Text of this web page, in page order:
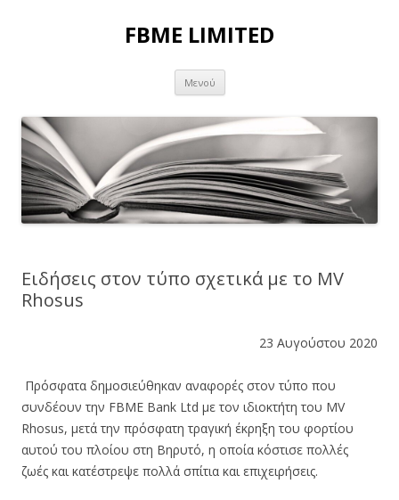
FBME LIMITED
Μενού Μετάβαση σε περιεχόμενο
Ειδήσεις στον τύπο σχετικά με το MV
Rhosus
23 Αυγούστου 2020
Πρόσφατα δημοσιεύθηκαν αναφορές στον τύπο που
συνδέουν την FBME Bank Ltd με τον ιδιοκτήτη του MV
Rhosus, μετά την πρόσφατη τραγική έκρηξη του φορτίου
αυτού του πλοίου στη Βηρυτό, η οποία κόστισε πολλές
ζωές και κατέστρεψε πολλά σπίτια και επιχειρήσεις.